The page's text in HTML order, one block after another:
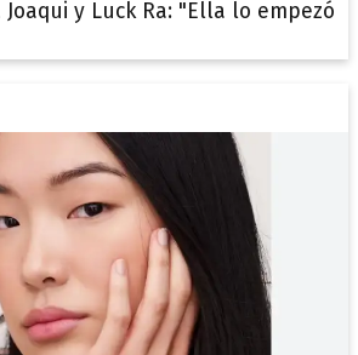
y Luck Ra: "Ella lo empezó